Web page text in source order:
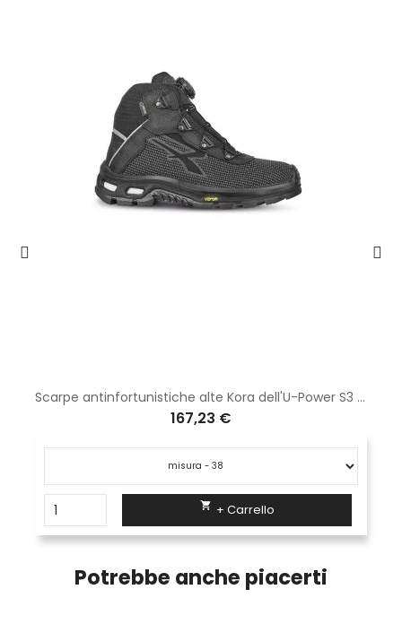
Scarpe antinfortunistiche alte Kora dell'U-Power S3 CI HI HRO WR SRC Boa RL1E214
167,23 €
 + Carrello
Potrebbe anche piacerti